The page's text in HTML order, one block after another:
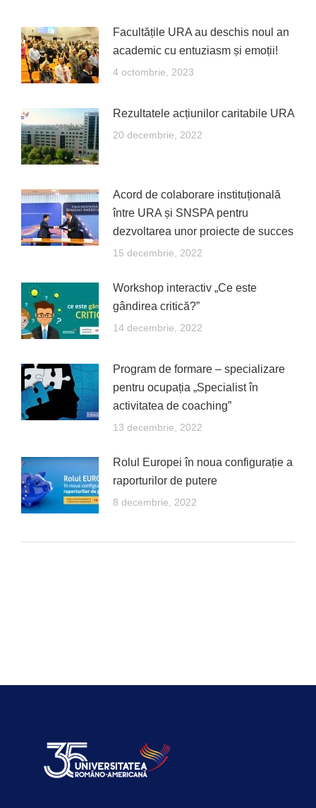
Facultățile URA au deschis noul an
academic cu entuziasm și emoții!
4 octombrie, 2023
Rezultatele acțiunilor caritabile URA
20 decembrie, 2022
Acord de colaborare instituțională
între URA și SNSPA pentru
dezvoltarea unor proiecte de succes
15 decembrie, 2022
Workshop interactiv „Ce este
gândirea critică?”
14 decembrie, 2022
Program de formare – specializare
pentru ocupația „Specialist în
activitatea de coaching”
13 decembrie, 2022
Rolul Europei în noua configurație a
raporturilor de putere
8 decembrie, 2022